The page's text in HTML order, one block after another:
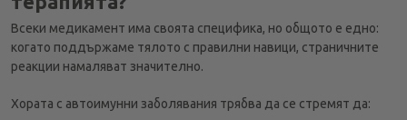
Всеки медикамент има своята специфика, но общото е едно:
когато поддържаме тялото с правилни навици, страничните
реакции намаляват значително.
Хората с автоимунни заболявания трябва да се стремят да: